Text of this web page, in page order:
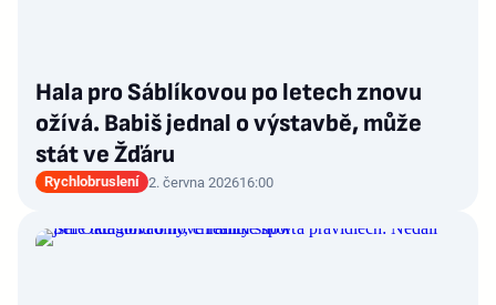
Hala pro Sáblíkovou po letech znovu
ožívá. Babiš jednal o výstavbě, může
stát ve Žďáru
Rychlobruslení 2. června 202616:00